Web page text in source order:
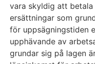
vara skyldig att
ersättningar som
för uppsägningstiden
upphävande av
grundar sig på lagen